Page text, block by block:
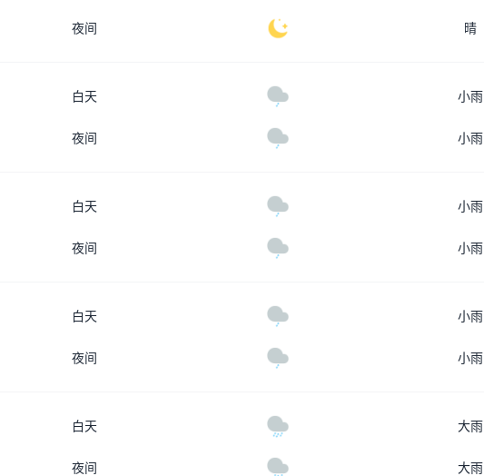
夜间 晴
白天 小雨
夜间 小雨
白天 小雨
夜间 小雨
白天 小雨
夜间 小雨
白天 大雨
夜间 大雨